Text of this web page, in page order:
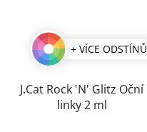
+ VÍCE ODSTÍNŮ
J.Cat Rock 'N' Glitz Oční
linky 2 ml